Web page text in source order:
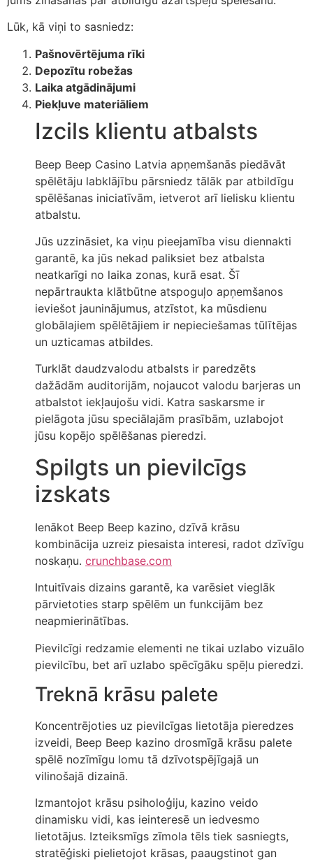
Lūk, kā viņi to sasniedz:
Pašnovērtējuma rīki
Depozītu robežas
Laika atgādinājumi
Piekļuve materiāliem
Izcils klientu atbalsts
Beep Beep Casino Latvia apņemšanās piedāvāt
spēlētāju labklājību pārsniedz tālāk par atbildīgu
spēlēšanas iniciatīvām, ietverot arī lielisku klientu
atbalstu.
Jūs uzzināsiet, ka viņu pieejamība visu diennakti
garantē, ka jūs nekad paliksiet bez atbalsta
neatkarīgi no laika zonas, kurā esat. Šī
nepārtraukta klātbūtne atspoguļo apņemšanos
ieviešot jauninājumus, atzīstot, ka mūsdienu
globālajiem spēlētājiem ir nepieciešamas tūlītējas
un uzticamas atbildes.
Turklāt daudzvalodu atbalsts ir paredzēts
dažādām auditorijām, nojaucot valodu barjeras un
atbalstot iekļaujošu vidi. Katra saskarsme ir
pielāgota jūsu speciālajām prasībām, uzlabojot
jūsu kopējo spēlēšanas pieredzi.
Spilgts un pievilcīgs
izskats
Ienākot Beep Beep kazino, dzīvā krāsu
kombinācija uzreiz piesaista interesi, radot dzīvīgu
noskaņu. crunchbase.com
Intuitīvais dizains garantē, ka varēsiet vieglāk
pārvietoties starp spēlēm un funkcijām bez
neapmierinātības.
Pievilcīgi redzamie elementi ne tikai uzlabo vizuālo
pievilcību, bet arī uzlabo spēcīgāku spēļu pieredzi.
Treknā krāsu palete
Koncentrējoties uz pievilcīgas lietotāja pieredzes
izveidi, Beep Beep kazino drosmīgā krāsu palete
spēlē nozīmīgu lomu tā dzīvotspējīgajā un
vilinošajā dizainā.
Izmantojot krāsu psiholoģiju, kazino veido
dinamisku vidi, kas ieinteresē un iedvesmo
lietotājus. Izteiksmīgs zīmola tēls tiek sasniegts,
stratēģiski pielietojot krāsas, paaugstinot gan